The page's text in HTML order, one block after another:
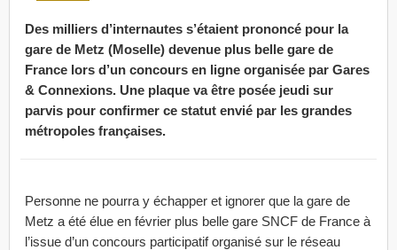
Des milliers d’internautes s’étaient prononcé pour la
gare de Metz (Moselle) devenue plus belle gare de
France lors d’un concours en ligne organisée par Gares
& Connexions. Une plaque va être posée jeudi sur
parvis pour confirmer ce statut envié par les grandes
métropoles françaises.
Personne ne pourra y échapper et ignorer que la gare de
Metz a été élue en février plus belle gare SNCF de France à
l’issue d’un concours participatif organisé sur le réseau